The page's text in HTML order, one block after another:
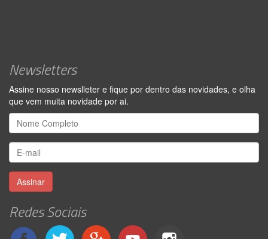
Newsletters
Assine nosso newslleter e fique por dentro das novidades, e olha
que vem muita novidade por ai.
Assinar
Redes Sociais